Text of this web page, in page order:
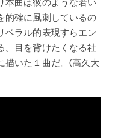
的確に風刺しているの
ベラル的表現すらエン
。目を背けたくなる社
描いた１曲だ。(高久大